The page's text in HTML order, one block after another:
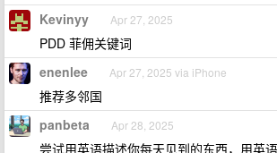
Kevinyy Apr 27, 2025
PDD 菲佣关键词
enenlee Apr 27, 2025 via iPhone
推荐多邻国
panbeta Apr 28, 2025
尝试用英语描述你每天见到的东西，用英